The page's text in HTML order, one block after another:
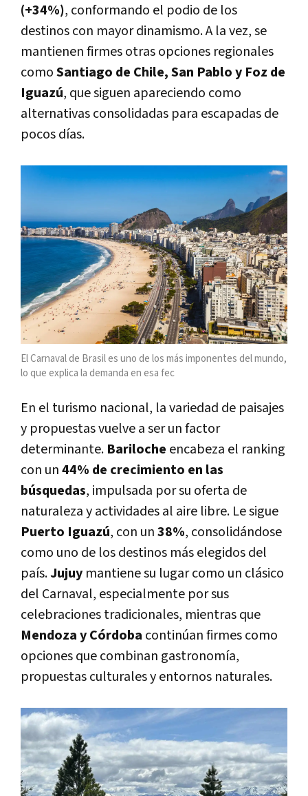
(+34%), conformando el podio de los
destinos con mayor dinamismo. A la vez, se
mantienen firmes otras opciones regionales
comoSantiago de Chile, San Pablo y Foz de
Iguazú, que siguen apareciendo como
alternativas consolidadas para escapadas de
pocos días.
El Carnaval de Brasil es uno de los más imponentes del mundo,
lo que explica la demanda en esa fec
En el turismo nacional, la variedad de paisajes
y propuestas vuelve a ser un factor
determinante. Bariloche encabeza el ranking
con un44% de crecimiento en las
búsquedas, impulsada por su oferta de
naturaleza y actividades al aire libre. Le sigue
Puerto Iguazú, con un38%, consolidándose
como uno de los destinos más elegidos del
país.Jujuy mantiene su lugar como un clásico
del Carnaval, especialmente por sus
celebraciones tradicionales, mientras que
Mendoza y Córdoba continúan firmes como
opciones que combinan gastronomía,
propuestas culturales y entornos naturales.